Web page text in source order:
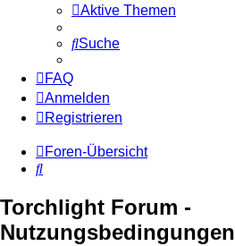
Aktive Themen
Suche
FAQ
Anmelden
Registrieren
Foren-Übersicht
Suche
Torchlight Forum -
Nutzungsbedingungen